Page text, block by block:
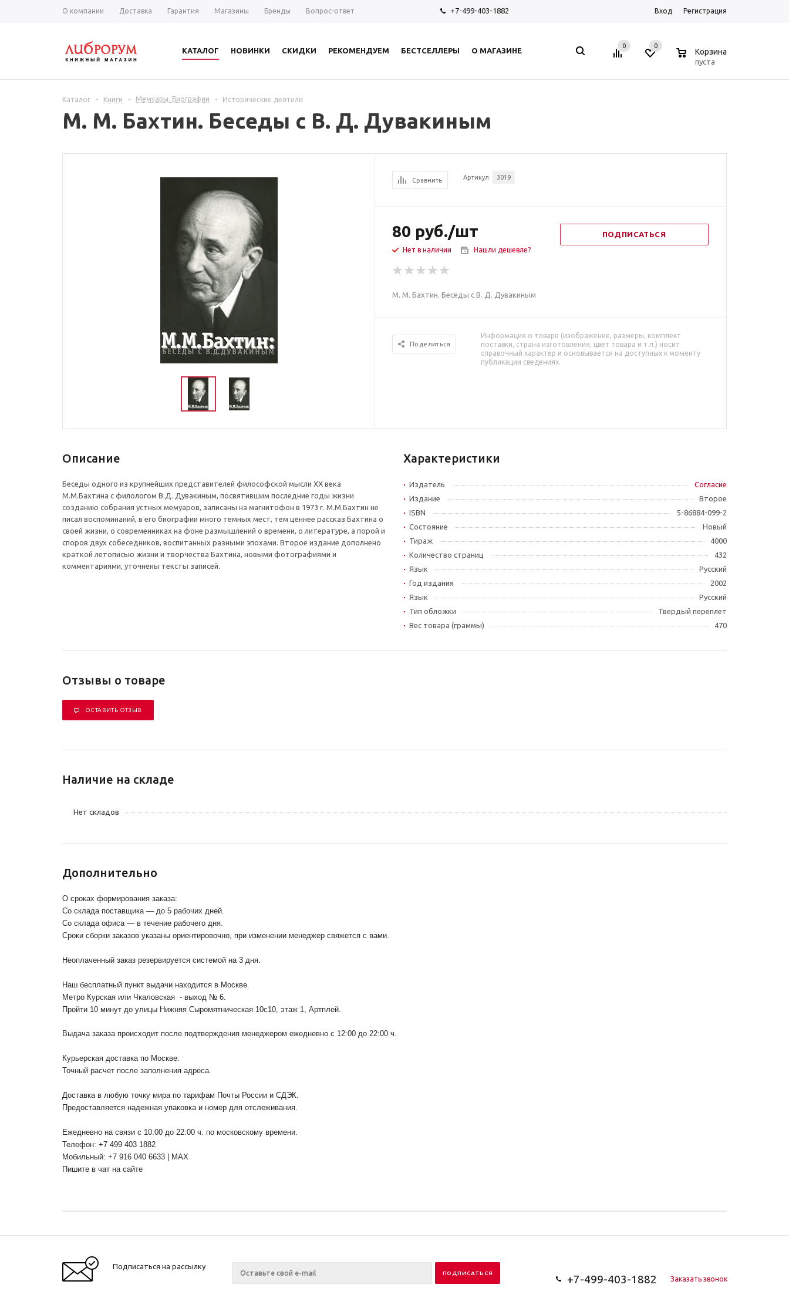
О компании Доставка Гарантия Магазины Бренды Вопрос-ответ +7-499-403-1882 Вход Регистрация
КАТАЛОГ НОВИНКИ СКИДКИ РЕКОМЕНДУЕМ БЕСТСЕЛЛЕРЫ О МАГАЗИНЕ
0 0
Корзина
пуста
Каталог - Книги - Мемуары. Биографии - Исторические деятели
М. М. Бахтин. Беседы с В. Д. Дувакиным
Сравнить Артикул 3019
80 руб./шт
Нет в наличии Нашли дешевле?
ПОДПИСАТЬСЯ
М. М. Бахтин. Беседы с В. Д. Дувакиным
Поделиться
Информация о товаре (изображение, размеры, комплект
поставки, страна изготовления, цвет товара и т.п.) носит
справочный характер и основывается на доступных к моменту
публикации сведениях.
Описание
Беседы одного из крупнейших представителей философской мысли XX века
М.М.Бахтина с филологом В.Д. Дувакиным, посвятившим последние годы жизни
созданию собрания устных мемуаров, записаны на магнитофон в 1973 г. М.М.Бахтин не
писал воспоминаний, в его биографии много темных мест, тем ценнее рассказ Бахтина о
своей жизни, о современниках на фоне размышлений о времени, о литературе, а порой и
споров двух собеседников, воспитанных разными эпохами. Второе издание дополнено
краткой летописью жизни и творчества Бахтина, новыми фотографиями и
комментариями, уточнены тексты записей.
Характеристики
Издатель
Согласие
Издание
Второе
ISBN
5-86884-099-2
Состояние
Новый
Тираж
4000
Количество страниц
432
Язык
Русский
Год издания
2002
Язык
Русский
Тип обложки
Твердый переплет
Вес товара (граммы)
470
Отзывы о товаре
ОСТАВИТЬ ОТЗЫВ
Наличие на складе
Нет складов
Дополнительно
О сроках формирования заказа:
Со склада поставщика — до 5 рабочих дней.
Со склада офиса — в течение рабочего дня.
Сроки сборки заказов указаны ориентировочно, при изменении менеджер свяжется с вами.
Неоплаченный заказ резервируется системой на 3 дня.
Наш бесплатный пункт выдачи находится в Москве.
Метро Курская или Чкаловская - выход № 6.
Пройти 10 минут до улицы Нижняя Сыромятническая 10с10 , этаж 1, Артплей.
Выдача заказа происходит после подтверждения менеджером ежедневно с 12:00 до 22:00 ч.
Курьерская доставка по Москве:
Точный расчет после заполнения адреса.
Доставка в любую точку мира по тарифам Почты России и СДЭК.
Предоставляется надежная упаковка и номер для отслеживания.
Ежедневно на связи с 10:00 до 22:00 ч. по московскому времени.
Телефон: +7 499 403 1882
Мобильный: +7 916 040 6633 | MAX
Пишите в чат на сайте
Подписаться на рассылку
+7-499-403-1882 Заказать звонок